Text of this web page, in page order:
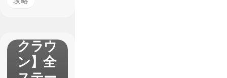
クラウ
ン】全